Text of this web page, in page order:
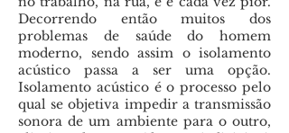
Decorrendo então muitos dos
problemas de saúde do homem
moderno, sendo assim o isolamento
acústico passa a ser uma opção.
Isolamento acústico é o processo pelo
qual se objetiva impedir a transmissão
sonora de um ambiente para o outro,